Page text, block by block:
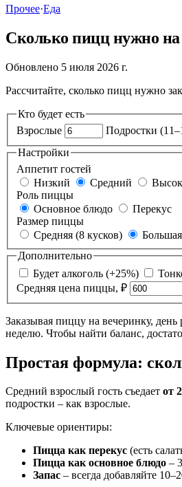
Прочее·Еда
Сколько пицц нужно
Обновлено 5 июля 2026 г.
Рассчитайте, сколько пицц нужно
Кто будет есть
Взрослые
Подростки
Настройки
Аппетит гостей
Низкий
Средний
Роль пиццы
Основное блюдо
Перекус
Размер пиццы
Средняя (8 кусков)
Дополнительно
Будет алкоголь (+25%)
Средняя цена пиццы, ₽
Заказывая пиццу на вечеринку,
неделю. Чтобы найти баланс,
Простая формула:
Средний взрослый гость съедает от
подростки – как взрослые.
Ключевые ориентиры:
Пицца как перекус (есть
Пицца как основное блюдо –
Запас – всегда добавляйте